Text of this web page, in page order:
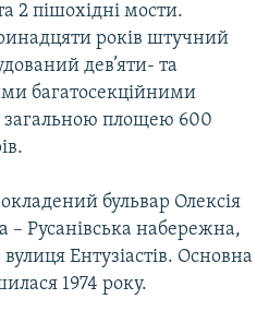
2 пішохідні мости.
років штучний
дев’яти- та
багатосекційними
площею 600
бульвар Олексія
– Русанівська набережна,
Ентузіастів. Основна
1974 року.